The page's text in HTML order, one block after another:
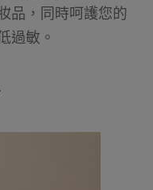
品，同時呵護您的
過敏。